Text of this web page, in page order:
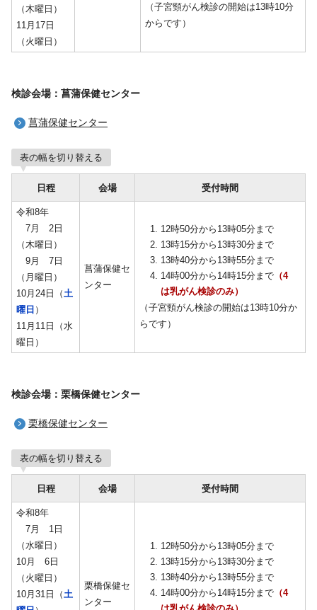
（木曜日）
11月17日
（火曜日）
（子宮頸がん検診の開始は13時10分
からです）
検診会場：菖蒲保健センター
菖蒲保健センター
表の幅を切り替える
日程 会場 受付時間
令和8年
7月 2日
（木曜日）
9月 7日
（月曜日）
10月24日（ 土
曜日 ）
11月11日（水
曜日）
菖蒲保健セ
ンター
12時50分から13時05分まで
13時15分から13時30分まで
13時40分から13時55分まで
14時00分から14時15分まで （4
は乳がん検診のみ）
（子宮頸がん検診の開始は13時10分か
らです）
検診会場：栗橋保健センター
栗橋保健センター
表の幅を切り替える
日程 会場 受付時間
令和8年
7月 1日
（水曜日）
10月 6日
（火曜日）
10月31日（ 土
栗橋保健セ
ンター
12時50分から13時05分まで
13時15分から13時30分まで
13時40分から13時55分まで
14時00分から14時15分まで （4